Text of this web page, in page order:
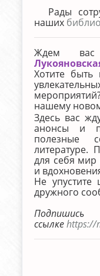
Рады
наших
Ждем
Хотите быть
нашему
Здесь вас
анонсы и
полезные
литературе.
для себя
и
Не упустите
дружного
ссылкеhttps://